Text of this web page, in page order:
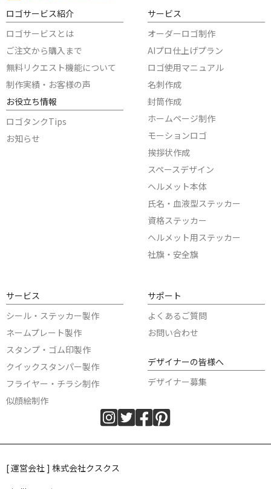
ロゴサービス紹介
ロゴサービスとは
ご注文から購入まで
無料リクエスト機能について
制作実績・お客様の声
お役立ち情報
ロゴタンクTips
お知らせ
サービス
オーダーロゴ制作
AIプロ仕上げプラン
ロゴ使用マニュアル
名刺作成
封筒作成
ホームページ制作
モーションロゴ
挨拶状作成
スペースデザイン
ヘルメット本体
氏名・血液型ステッカー
資格ステッカー
ヘルメット用ステッカー
社旗・安全旗
サービス
シール・ステッカー製作
ネームプレート製作
スタンプ・ゴム印製作
クイックスタンパー製作
フライヤー・チラシ制作
似顔絵制作
サポート
よくあるご質問
お問い合わせ
デザイナーの皆様へ
デザイナー募集
[ 運営会社 ] 株式会社クスクス